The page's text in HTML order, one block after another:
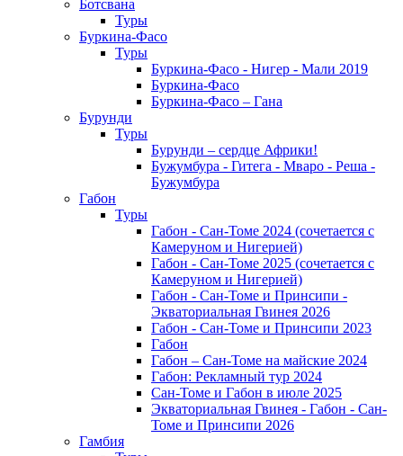
Ботсвана
Туры
Буркина-Фасо
Туры
Буркина-Фасо - Нигер - Мали 2019
Буркина-Фасо
Буркина-Фасо – Гана
Бурунди
Туры
Бурунди – сердце Африки!
Бужумбура - Гитега - Мваро - Реша -
Бужумбура
Габон
Туры
Габон - Сан-Томе 2024 (сочетается с
Камеруном и Нигерией)
Габон - Сан-Томе 2025 (сочетается с
Камеруном и Нигерией)
Габон - Сан-Томе и Принсипи -
Экваториальная Гвинея 2026
Габон - Сан-Томе и Принсипи 2023
Габон
Габон – Сан-Томе на майские 2024
Габон: Рекламный тур 2024
Сан-Томе и Габон в июле 2025
Экваториальная Гвинея - Габон - Сан-
Томе и Принсипи 2026
Гамбия